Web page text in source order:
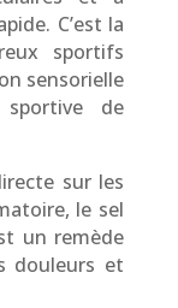
C’est la
sportifs
sensorielle
de
sur les
le sel
un remède
douleurs et